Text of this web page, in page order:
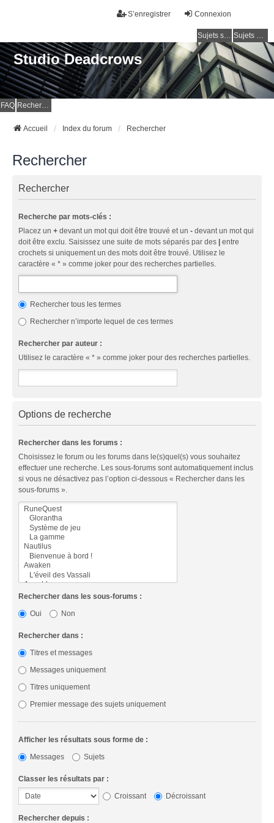
Connexion
S’enregistrer
Sujets sans réponse Sujets actifs
Studio Deadcrows
FAQ Rechercher
Accueil Index du forum Rechercher
Rechercher
Rechercher
Recherche par mots-clés :
Placez un + devant un mot qui doit être trouvé et un - devant un mot qui
doit être exclu. Saisissez une suite de mots séparés par des | entre
crochets si uniquement un des mots doit être trouvé. Utilisez le
caractère « * » comme joker pour des recherches partielles.
Rechercher tous les termes
Rechercher n’importe lequel de ces termes
Rechercher par auteur :
Utilisez le caractère « * » comme joker pour des recherches partielles.
Options de recherche
Rechercher dans les forums :
Choisissez le forum ou les forums dans le(s)quel(s) vous souhaitez
effectuer une recherche. Les sous-forums sont automatiquement inclus
si vous ne désactivez pas l’option ci-dessous « Rechercher dans les
sous-forums ».
Rechercher dans les sous-forums :
Oui
Non
Rechercher dans :
Titres et messages
Messages uniquement
Titres uniquement
Premier message des sujets uniquement
Afficher les résultats sous forme de :
Messages
Sujets
Classer les résultats par :
Croissant
Décroissant
Rechercher depuis :